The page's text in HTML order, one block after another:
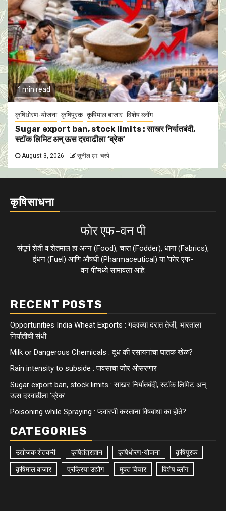
1 min read
कृषिधोरण-योजना कृषिपूरक कृषिमाल बाजार विशेष ब्लॉग
Sugar export ban, stock limits : साखर निर्यातबंदी,
स्टॉक लिमिट अन् ऊस दरवाढीला ‘ब्रेक’
August 3, 2026 सुनील एम. चरपे
कृषिसाधना
फाेर एफ-वन पी
संपूर्ण शेती व शेतमाल हा अन्न (Food), चारा (Fodder), धागा (Fabrics),
इंधन (Fuel) आणि औषधी (Pharmaceutical) या 'फाेर एफ-
वन पी'मध्ये सामावला आहे.
RECENT POSTS
Opportunities India Wheat Exports : गव्हाच्या दरात तेजी, भारताला
निर्यातीची संधी
Milk or Dangerous Chemicals : दूध की रसायनांचा घातक खेळ?
Rain intensity to subside : पावसाचा जोर ओसरणार
Sugar export ban, stock limits : साखर निर्यातबंदी, स्टॉक लिमिट अन्
ऊस दरवाढीला ‘ब्रेक’
Poisoning while Spraying : फवारणी करताना विषबाधा का हाेते?
CATEGORIES
उद्योजक शेतकरी कृषितंत्रज्ञान कृषिधोरण-योजना कृषिपूरक
कृषिमाल बाजार प्रक्रिया उद्योग मुक्त विचार विशेष ब्लॉग